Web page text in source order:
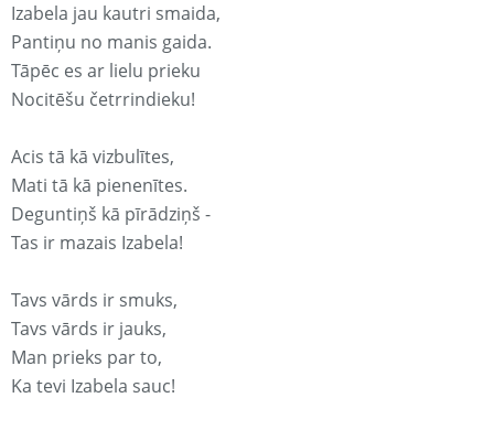
Izabela jau kautri smaida,
Pantiņu no manis gaida.
Tāpēc es ar lielu prieku
Nocitēšu četrrindieku!
Acis tā kā vizbulītes,
Mati tā kā pienenītes.
Deguntiņš kā pīrādziņš -
Tas ir mazais Izabela!
Tavs vārds ir smuks,
Tavs vārds ir jauks,
Man prieks par to,
Ka tevi Izabela sauc!